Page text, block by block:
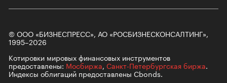
© ООО «БИЗНЕСПРЕСС», АО «РОСБИЗНЕСКОНСАЛТИНГ»,
1995–2026
Котировки мировых финансовых инструментов
предоставлены: Мосбиржа, Санкт-Петербургская биржа.
Индексы облигаций предоставлены Cbonds.